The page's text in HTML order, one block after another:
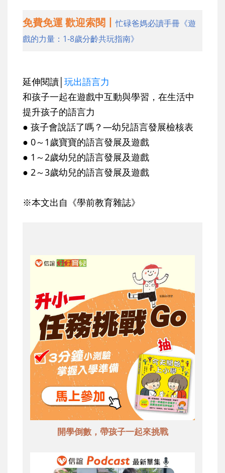
免費免運 歡迎索閱丨忙碌爸媽必讀手冊《遊
戲的力量：1-8歲分齡共玩指南》
延伸閱讀│ 玩出語言力
和孩子一起在遊戲中互動與學習，在生活中
提升孩子的語言力
● 孩子會說話了嗎？—幼兒語言發展檢核表
● 0～1歲寶寶的語言發展及遊戲
● 1～2歲幼兒的語言發展及遊戲
● 2～3歲幼兒的語言發展及遊戲
※本文出自《學前教育雜誌》
開學倒數，帶孩子一起來挑戰